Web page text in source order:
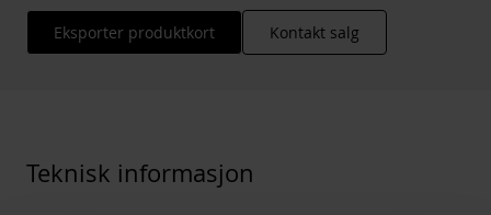
Eksporter produktkort Kontakt salg
Teknisk informasjon